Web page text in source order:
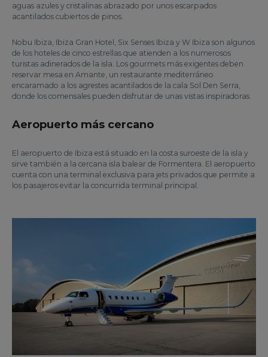
aguas azules y cristalinas abrazado por unos escarpados
acantilados cubiertos de pinos.
Nobu Ibiza, Ibiza Gran Hotel, Six Senses Ibiza y W Ibiza son algunos
de los hoteles de cinco estrellas que atienden a los numerosos
turistas adinerados de la isla. Los gourmets más exigentes deben
reservar mesa en Amante, un restaurante mediterráneo
encaramado a los agrestes acantilados de la cala Sol Den Serra,
donde los comensales pueden disfrutar de unas vistas inspiradoras.
Aeropuerto más cercano
El aeropuerto de Ibiza está situado en la costa suroeste de la isla y
sirve también a la cercana isla balear de Formentera. El aeropuerto
cuenta con una terminal exclusiva para jets privados que permite a
los pasajeros evitar la concurrida terminal principal.